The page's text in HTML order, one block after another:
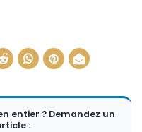
entier ? Demandez un
: